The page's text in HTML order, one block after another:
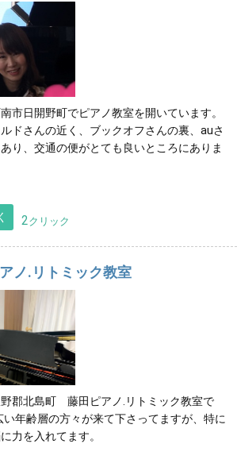
市日開野町でピアノ教室を開いています。
ドさんの近く、ブックオフさんの裏、auさ
り、交通の便がとても良いところにありま
2クリック
ノ.リトミック教室
郡北島町 藤田ピアノ.リトミック教室で
い年齢層の方々が来て下さってますが、特に
力を入れてます。